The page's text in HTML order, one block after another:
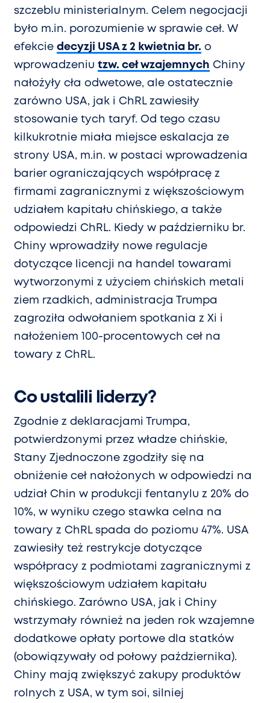
szczeblu ministerialnym. Celem negocjacji
było m.in. porozumienie w sprawie ceł. W
efekcie decyzji USA z 2 kwietnia br. o
wprowadzeniu tzw. ceł wzajemnych Chiny
nałożyły cła odwetowe, ale ostatecznie
zarówno USA, jak i ChRL zawiesiły
stosowanie tych taryf. Od tego czasu
kilkukrotnie miała miejsce eskalacja ze
strony USA, m.in. w postaci wprowadzenia
barier ograniczających współpracę z
firmami zagranicznymi z większościowym
udziałem kapitału chińskiego, a także
odpowiedzi ChRL. Kiedy w październiku br.
Chiny wprowadziły nowe regulacje
dotyczące licencji na handel towarami
wytworzonymi z użyciem chińskich metali
ziem rzadkich, administracja Trumpa
zagroziła odwołaniem spotkania z Xi i
nałożeniem 100-procentowych ceł na
towary z ChRL.
Co ustalili liderzy?
Zgodnie z deklaracjami Trumpa,
potwierdzonymi przez władze chińskie,
Stany Zjednoczone zgodziły się na
obniżenie ceł nałożonych w odpowiedzi na
udział Chin w produkcji fentanylu z 20% do
10%, w wyniku czego stawka celna na
towary z ChRL spada do poziomu 47%. USA
zawiesiły też restrykcje dotyczące
współpracy z podmiotami zagranicznymi z
większościowym udziałem kapitału
chińskiego. Zarówno USA, jak i Chiny
wstrzymały również na jeden rok wzajemne
dodatkowe opłaty portowe dla statków
(obowiązywały od połowy października).
Chiny mają zwiększyć zakupy produktów
rolnych z USA, w tym soi, silniej